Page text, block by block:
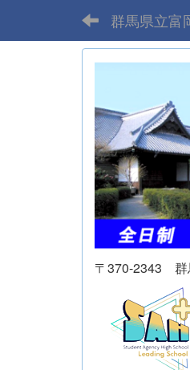
群馬県立富
〒370-2343 群